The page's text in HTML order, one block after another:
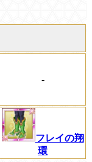
-
フレイの翔
環